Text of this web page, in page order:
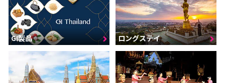
GI製品 ロングステイ